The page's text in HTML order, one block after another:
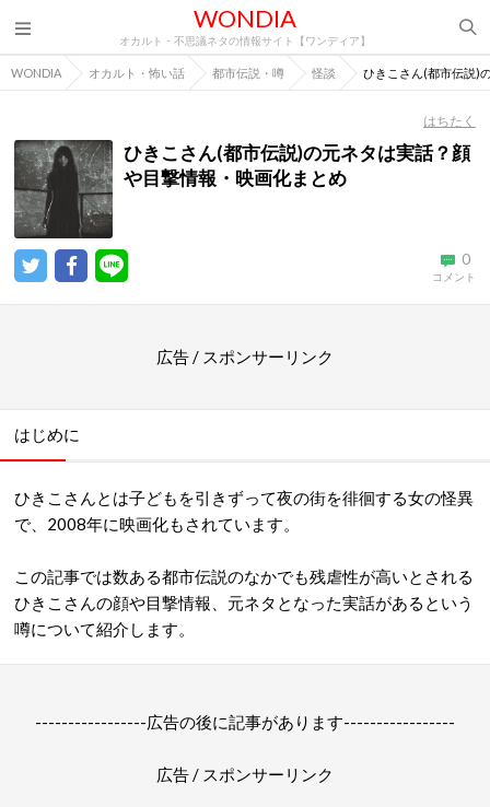
WONDIA
オカルト・不思議ネタの情報サイト【ワンディア】
WONDIA オカルト・怖い話 都市伝説・噂 怪談 ひきこさん(都市伝説)
はちたく
ひきこさん(都市伝説)の元ネタは実話？顔
や目撃情報・映画化まとめ
0
コメント
広告 / スポンサーリンク
はじめに
ひきこさんとは子どもを引きずって夜の街を徘徊する女の怪異
で、2008年に映画化もされています。
この記事では数ある都市伝説のなかでも残虐性が高いとされる
ひきこさんの顔や目撃情報、元ネタとなった実話があるという
噂について紹介します。
-----------------広告の後に記事があります-----------------
広告 / スポンサーリンク